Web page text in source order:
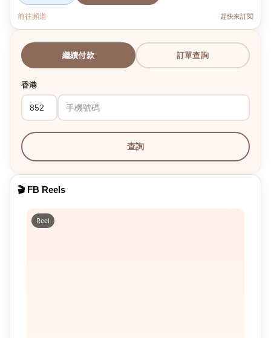
前往頻道 趕快來訂閱
繼續付款 訂單查詢
香港
查詢
🎬 FB Reels
Reel